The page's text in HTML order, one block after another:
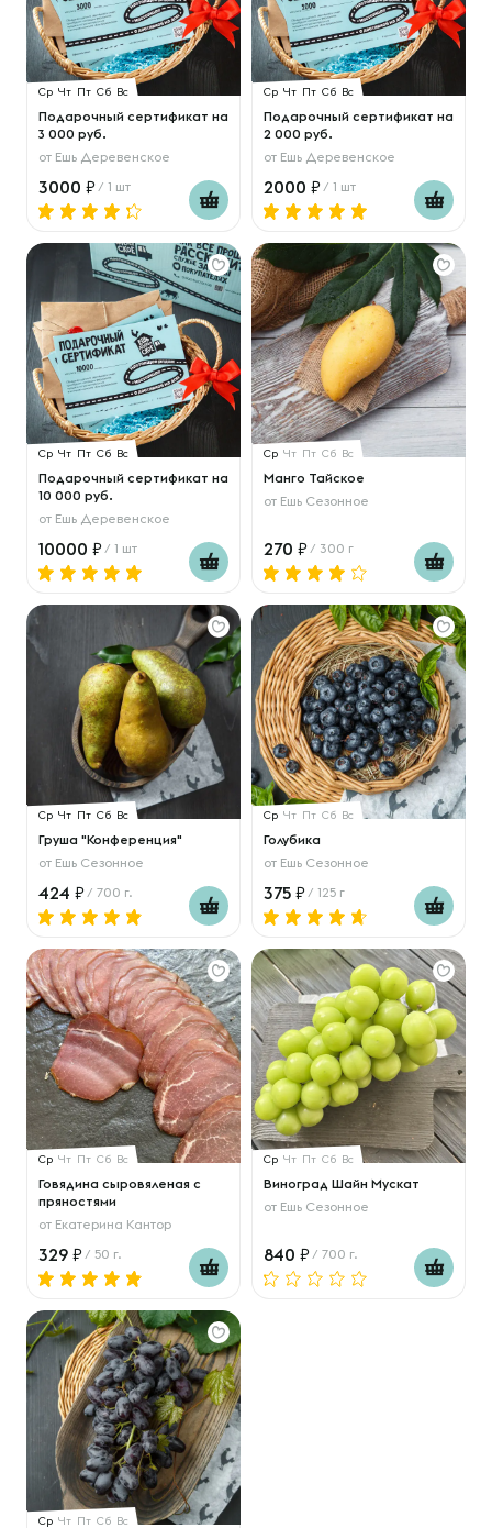
Ср Чт Пт Сб Вс
Подарочный сертификат на
3 000 руб.
от Ешь Деревенское
3000 / 1 шт
Ср Чт Пт Сб Вс
Подарочный сертификат на
2 000 руб.
от Ешь Деревенское
2000 / 1 шт
Ср Чт Пт Сб Вс
Подарочный сертификат на
10 000 руб.
от Ешь Деревенское
10000 / 1 шт
Ср Чт Пт Сб Вс
Манго Тайское
от Ешь Сезонное
270 / 300 г
Ср Чт Пт Сб Вс
Груша "Конференция"
от Ешь Сезонное
424 / 700 г.
Ср Чт Пт Сб Вс
Голубика
от Ешь Сезонное
375 / 125 г
Ср Чт Пт Сб Вс
Говядина сыровяленая с
пряностями
от Екатерина Кантор
329 / 50 г.
Ср Чт Пт Сб Вс
Виноград Шайн Мускат
от Ешь Сезонное
840 / 700 г.
Ср Чт Пт Сб Вс